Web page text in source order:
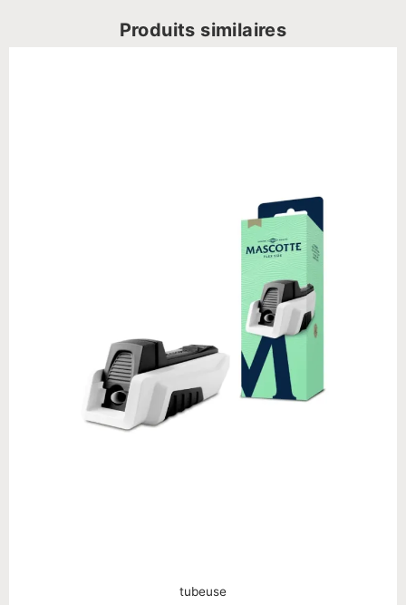
Produits similaires
tubeuse